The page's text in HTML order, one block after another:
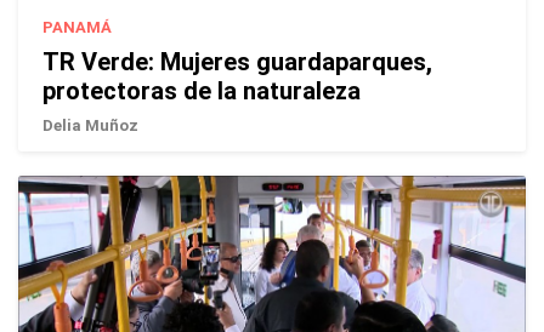
PANAMÁ
TR Verde: Mujeres guardaparques,
protectoras de la naturaleza
Delia Muñoz